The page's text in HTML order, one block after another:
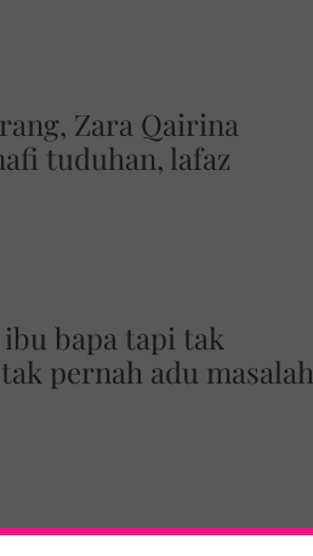
Zara Qairina
tuduhan, lafaz
bapa tapi tak
pernah adu masalah